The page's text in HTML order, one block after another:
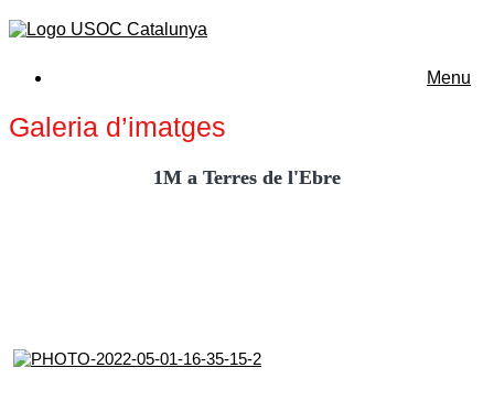
Menu
Galeria d’imatges
1M a Terres de l'Ebre